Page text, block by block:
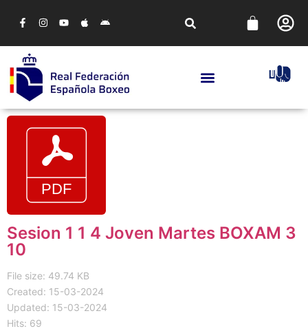
Sesion 1 1 4 Joven Martes BOXAM 3
10
File size: 49.74 KB
Created: 15-03-2024
Updated: 15-03-2024
Hits: 69